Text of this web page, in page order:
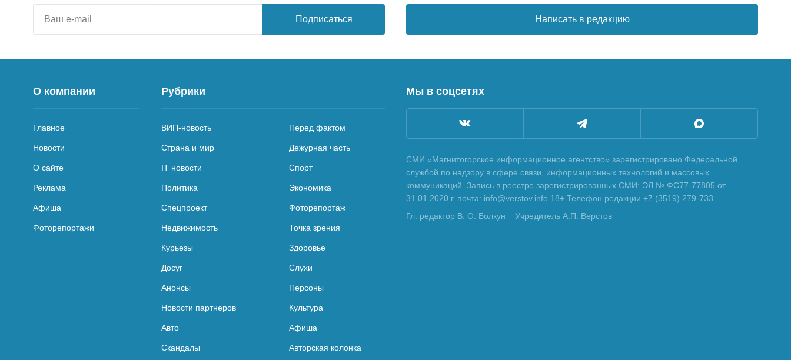
Подписаться Написать в редакцию
О компании
Главное
Новости
О сайте
Реклама
Афиша
Фоторепортажи
Рубрики
ВИП-новость Перед фактом
Страна и мир Дежурная часть
IT новости Спорт
Политика Экономика
Спецпроект Фоторепортаж
Недвижимость Точка зрения
Курьезы Здоровье
Досуг Слухи
Анонсы Персоны
Новости партнеров Культура
Авто Афиша
Скандалы Авторская колонка
Мы в соцсетях
СМИ «Магнитогорское информационное агентство» зарегистрировано Федеральной
службой по надзору в сфере связи, информационных технологий и массовых
коммуникаций. Запись в реестре зарегистрированных СМИ: ЭЛ № ФС77-77805 от
31.01.2020 г. почта: info@verstov.info 18+ Телефон редакции +7 (3519) 279-733
Гл. редактор В. О. Болкун
Учредитель А.П. Верстов